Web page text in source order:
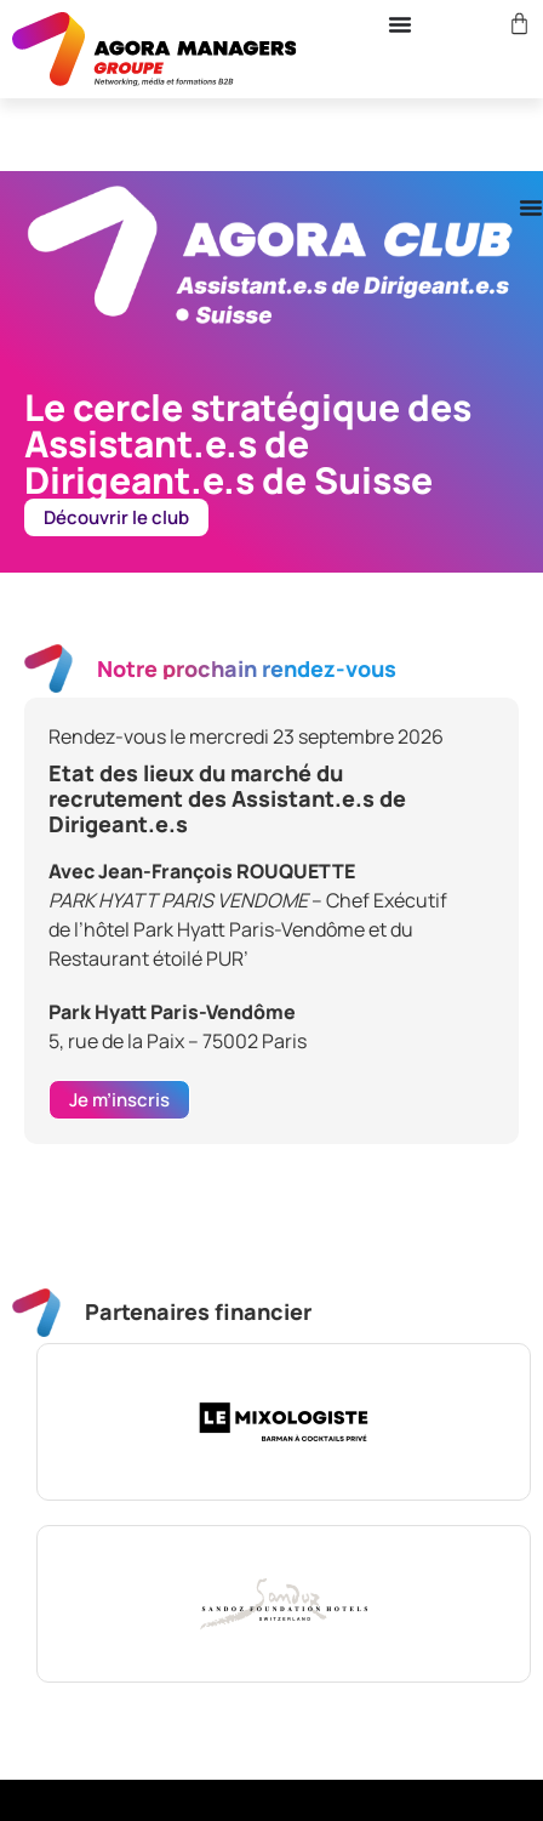
Le cercle stratégique des
Assistant.e.s de
Dirigeant.e.s de Suisse
Découvrir le club
Notre prochain rendez-vous
Rendez-vous le mercredi 23 septembre 2026
Etat des lieux du marché du
recrutement des Assistant.e.s de
Dirigeant.e.s
Avec Jean-François ROUQUETTE
PARK HYATT PARIS VENDOME– Chef Exécutif
de l’hôtel Park Hyatt Paris-Vendôme et du
Restaurant étoilé PUR’
Park Hyatt Paris-Vendôme
5, rue de la Paix – 75002 Paris
Je m’inscris
Partenaires financier